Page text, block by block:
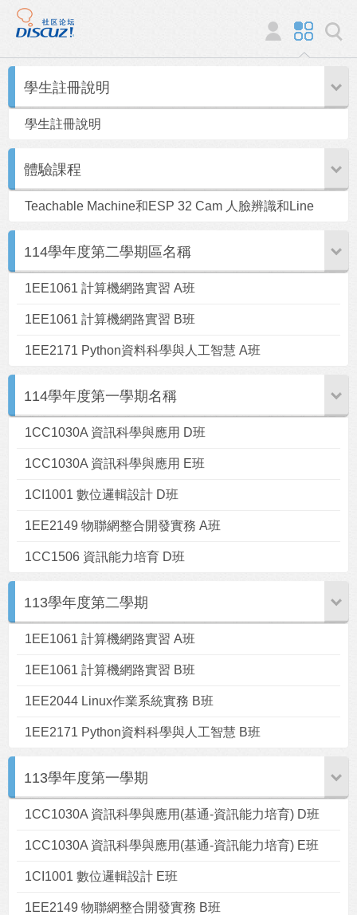
版塊
用戶
學生註冊說明
學生註冊說明
體驗課程
Teachable Machine和ESP 32 Cam 人臉辨識和Line
114學年度第二學期區名稱
1EE1061 計算機網路實習 A班
1EE1061 計算機網路實習 B班
1EE2171 Python資料科學與人工智慧 A班
114學年度第一學期名稱
1CC1030A 資訊科學與應用 D班
1CC1030A 資訊科學與應用 E班
1CI1001 數位邏輯設計 D班
1EE2149 物聯網整合開發實務 A班
1CC1506 資訊能力培育 D班
113學年度第二學期
1EE1061 計算機網路實習 A班
1EE1061 計算機網路實習 B班
1EE2044 Linux作業系統實務 B班
1EE2171 Python資料科學與人工智慧 B班
113學年度第一學期
1CC1030A 資訊科學與應用(基通-資訊能力培育) D班
1CC1030A 資訊科學與應用(基通-資訊能力培育) E班
1CI1001 數位邏輯設計 E班
1EE2149 物聯網整合開發實務 B班